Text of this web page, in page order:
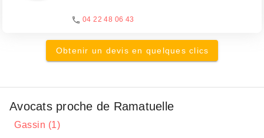
04 22 48 06 43
Obtenir un devis en quelques clics
Avocats proche de Ramatuelle
Gassin (1)